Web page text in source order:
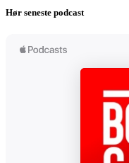
Hør seneste podcast